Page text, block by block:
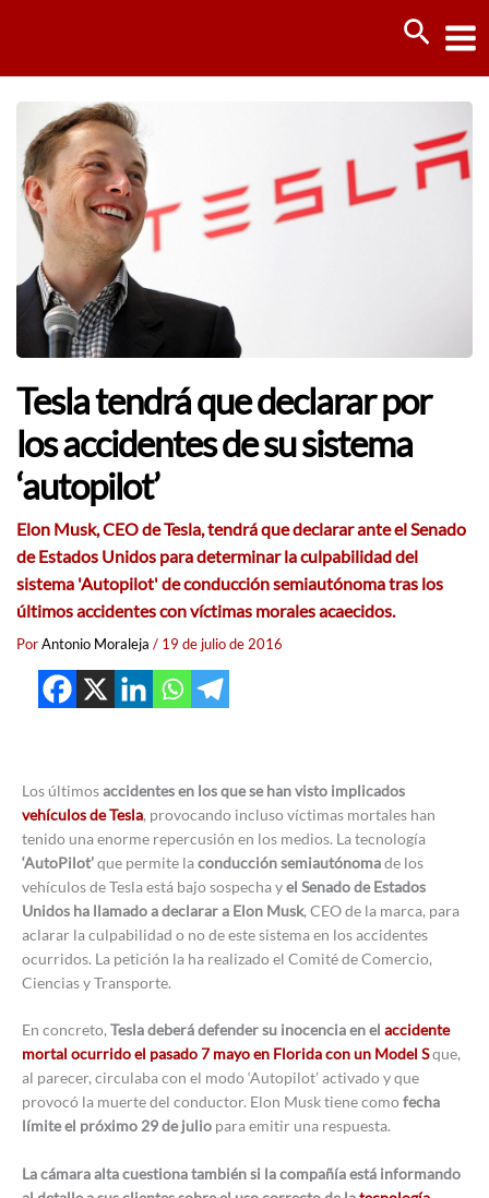
Tesla tendrá que declarar por
los accidentes de su sistema
‘autopilot’
Elon Musk, CEO de Tesla, tendrá que declarar ante el Senado
de Estados Unidos para determinar la culpabilidad del
sistema 'Autopilot' de conducción semiautónoma tras los
últimos accidentes con víctimas morales acaecidos.
PorAntonio Moraleja / 19 de julio de 2016
Los últimosaccidentes en los que se han visto implicados
vehículos de Tesla, provocando incluso víctimas mortales han
tenido una enorme repercusión en los medios. La tecnología
‘AutoPilot’que permite laconducción semiautónomade los
vehículos de Tesla está bajo sospecha yel Senado de Estados
Unidos ha llamado a declarar a Elon Musk, CEO de la marca, para
aclarar la culpabilidad o no de este sistema en los accidentes
ocurridos. La petición la ha realizado el Comité de Comercio,
Ciencias y Transporte.
En concreto, Tesla deberá defender su inocencia en el accidente
mortal ocurrido el pasado 7 mayo en Florida con un Model Sque,
al parecer, circulaba con el modo ‘Autopilot’ activado y que
provocó la muerte del conductor. Elon Musk tiene comofecha
límite el próximo 29 de julio para emitir una respuesta.
La cámara alta cuestiona también si la compañía está informando